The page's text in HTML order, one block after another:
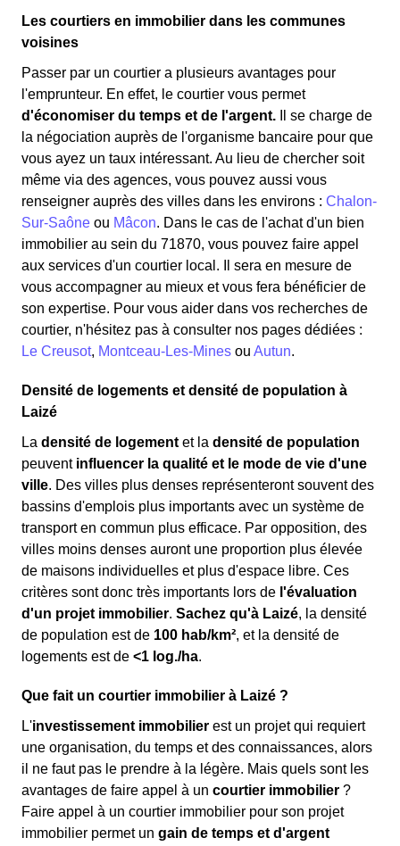
Les courtiers en immobilier dans les communes
voisines
Passer par un courtier a plusieurs avantages pour
l'emprunteur. En effet, le courtier vous permet
d'économiser du temps et de l'argent.
Il se charge de
la négociation auprès de l'organisme bancaire pour que
vous ayez un taux intéressant. Au lieu de chercher soit
même via des agences, vous pouvez aussi vous
renseigner auprès des villes dans les environs : Chalon-
Sur-Saône ou Mâcon. Dans le cas de l'achat d'un bien
immobilier au sein du 71870, vous pouvez faire appel
aux services d'un courtier local. Il sera en mesure de
vous accompagner au mieux et vous fera bénéficier de
son expertise. Pour vous aider dans vos recherches de
courtier, n'hésitez pas à consulter nos pages dédiées :
Le Creusot, Montceau-Les-Mines ou Autun.
Densité de logements et densité de population à
Laizé
La densité de logement et la densité de population
peuvent influencer la qualité et le mode de vie d'une
ville. Des villes plus denses représenteront souvent des
bassins d'emplois plus importants avec un système de
transport en commun plus efficace. Par opposition, des
villes moins denses auront une proportion plus élevée
de maisons individuelles et plus d'espace libre. Ces
critères sont donc très importants lors de l'évaluation
d'un projet immobilier. Sachez qu'à Laizé, la densité
de population est de 100 hab/km², et la densité de
logements est de <1 log./ha.
Que fait un courtier immobilier à Laizé ?
L'investissement immobilier est un projet qui requiert
une organisation, du temps et des connaissances, alors
il ne faut pas le prendre à la légère. Mais quels sont les
avantages de faire appel à un courtier immobilier ?
Faire appel à un courtier immobilier pour son projet
immobilier permet un gain de temps et d'argent